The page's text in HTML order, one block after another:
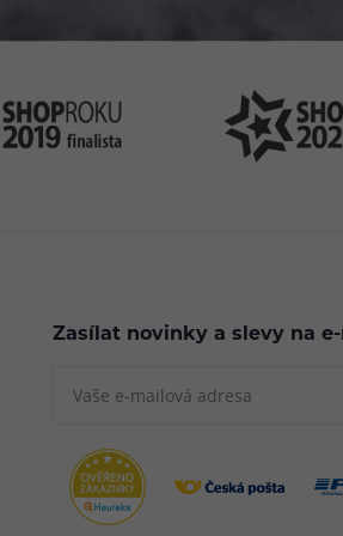
Zasílat novinky a slevy na